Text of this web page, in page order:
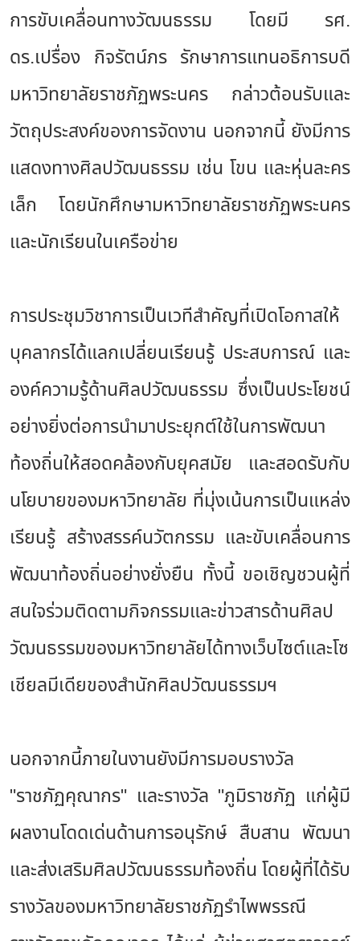
การขับเคลื่อนทางวัฒนธรรม โดยมี รศ.
ดร.เปรื่อง กิจรัตน์ภร รักษาการแทนอธิการบดี
มหาวิทยาลัยราชภัฏพระนคร กล่าวต้อนรับและ
วัตถุประสงค์ของการจัดงาน นอกจากนี้ ยังมีการ
แสดงทางศิลปวัฒนธรรม เช่น โขน และหุ่นละคร
เล็ก โดยนักศึกษามหาวิทยาลัยราชภัฏพระนคร
และนักเรียนในเครือข่าย
การประชุมวิชาการเป็นเวทีสำคัญที่เปิดโอกาสให้
บุคลากรได้แลกเปลี่ยนเรียนรู้ ประสบการณ์ และ
องค์ความรู้ด้านศิลปวัฒนธรรม ซึ่งเป็นประโยชน์
อย่างยิ่งต่อการนำมาประยุกต์ใช้ในการพัฒนา
ท้องถิ่นให้สอดคล้องกับยุคสมัย และสอดรับกับ
นโยบายของมหาวิทยาลัย ที่มุ่งเน้นการเป็นแหล่ง
เรียนรู้ สร้างสรรค์นวัตกรรม และขับเคลื่อนการ
พัฒนาท้องถิ่นอย่างยั่งยืน ทั้งนี้ ขอเชิญชวนผู้ที่
สนใจร่วมติดตามกิจกรรมและข่าวสารด้านศิลป
วัฒนธรรมของมหาวิทยาลัยได้ทางเว็บไซต์และโซ
เชียลมีเดียของสำนักศิลปวัฒนธรรมฯ
นอกจากนี้ภายในงานยังมีการมอบรางวัล
"ราชภัฏคุณากร" และรางวัล "ภูมิราชภัฏ แก่ผู้มี
ผลงานโดดเด่นด้านการอนุรักษ์ สืบสาน พัฒนา
และส่งเสริมศิลปวัฒนธรรมท้องถิ่น โดยผู้ที่ได้รับ
รางวัลของมหาวิทยาลัยราชภัฏรำไพพรรณี